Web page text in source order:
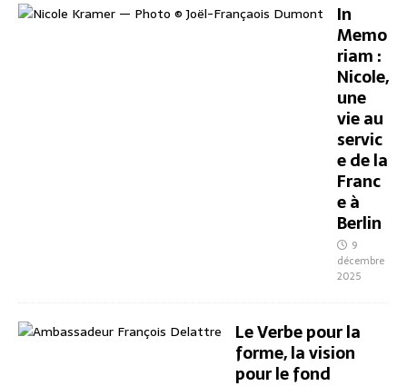
In
Memo
riam :
Nicole,
une
vie au
servic
e de la
Franc
e à
Berlin
9
décembre
2025
Le Verbe pour la
forme, la vision
pour le fond